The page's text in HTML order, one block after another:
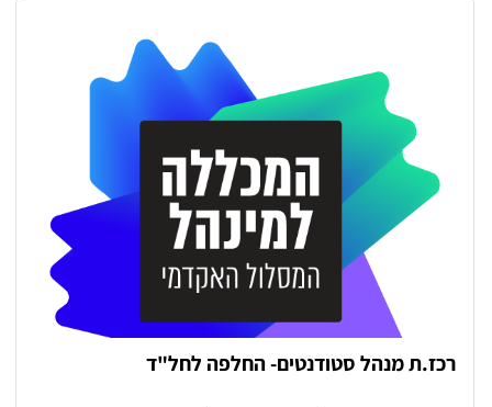
רכז.ת מנהל סטודנטים- החלפה לחל"ד